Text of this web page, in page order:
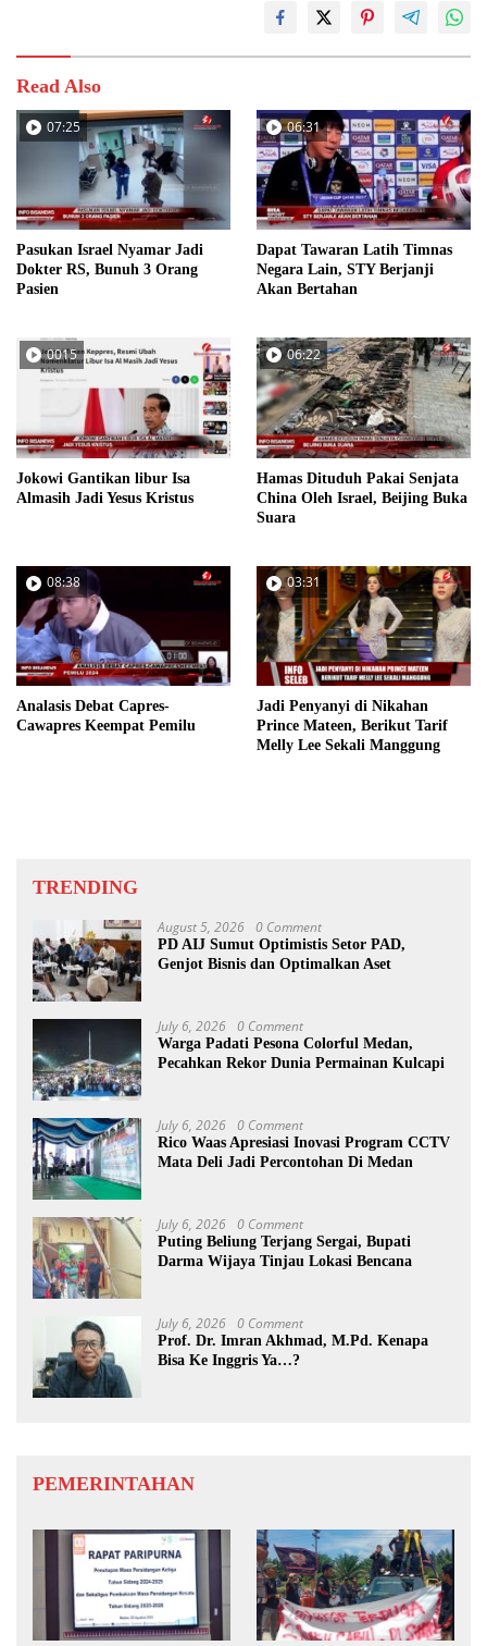
Read Also
07:25
Pasukan Israel Nyamar Jadi
Dokter RS, Bunuh 3 Orang
Pasien
06:31
Dapat Tawaran Latih Timnas
Negara Lain, STY Berjanji
Akan Bertahan
0015
Jokowi Gantikan libur Isa
Almasih Jadi Yesus Kristus
06:22
Hamas Dituduh Pakai Senjata
China Oleh Israel, Beijing Buka
Suara
08:38
Analasis Debat Capres-
Cawapres Keempat Pemilu
03:31
Jadi Penyanyi di Nikahan
Prince Mateen, Berikut Tarif
Melly Lee Sekali Manggung
TRENDING
August 5, 2026 0 Comment
PD AIJ Sumut Optimistis Setor PAD,
Genjot Bisnis dan Optimalkan Aset
July 6, 2026 0 Comment
Warga Padati Pesona Colorful Medan,
Pecahkan Rekor Dunia Permainan Kulcapi
July 6, 2026 0 Comment
Rico Waas Apresiasi Inovasi Program CCTV
Mata Deli Jadi Percontohan Di Medan
July 6, 2026 0 Comment
Puting Beliung Terjang Sergai, Bupati
Darma Wijaya Tinjau Lokasi Bencana
July 6, 2026 0 Comment
Prof. Dr. Imran Akhmad, M.Pd. Kenapa
Bisa Ke Inggris Ya…?
PEMERINTAHAN